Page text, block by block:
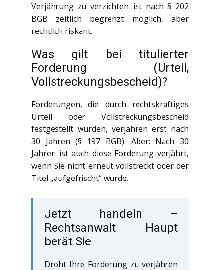
Verjährung zu verzichten ist nach § 202
BGB zeitlich begrenzt möglich, aber
rechtlich riskant.
Was gilt bei titulierter
Forderung (Urteil,
Vollstreckungsbescheid)?
Forderungen, die durch rechtskräftiges
Urteil oder Vollstreckungsbescheid
festgestellt wurden, verjähren erst nach
30 Jahren (§ 197 BGB). Aber: Nach 30
Jahren ist auch diese Forderung verjährt,
wenn Sie nicht erneut vollstreckt oder der
Titel „aufgefrischt“ wurde.
Jetzt handeln –
Rechtsanwalt Haupt
berät Sie
Droht Ihre Forderung zu verjähren